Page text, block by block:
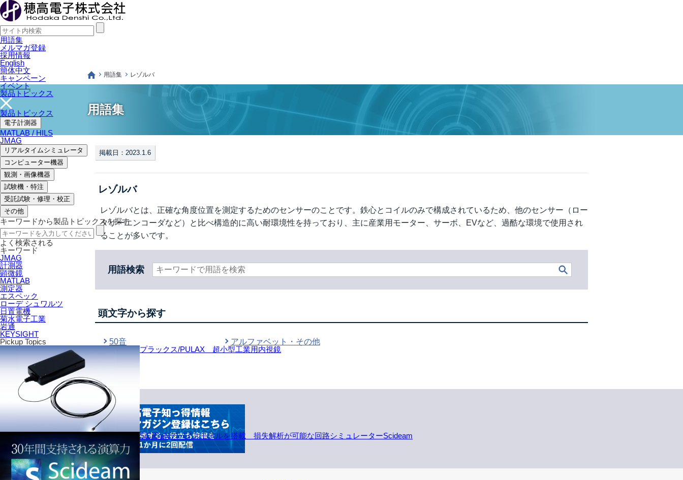
用語集
メルマガ登録
採用情報
English
簡体中文
キャンペーン
イベント
製品トピックス
製品トピックス
電子計測器
MATLAB / HILS
JMAG
リアルタイムシミュレータ
コンピューター機器
観測・画像機器
試験機・特注
受託試験・修理・校正
その他
キーワードから製品トピックスを探す
よく検索される
キーワード
JMAG
計測器
顕微鏡
MATLAB
測定器
エスペック
ローデ シュワルツ
日置電機
菊水電子工業
岩通
KEYSIGHT
Pickup Topics
プラックス/PULAX 超小型工業用内視鏡
SiC/GaNデバイスモデルを搭載 損失解析が可能な回路シミュレーターScideam
用語集 レゾルバ
用語集
掲載日：2023.1.6
レゾルバ
レゾルバとは、正確な角度位置を測定するためのセンサーのことです。 鉄心とコイルのみで構成されているため、他のセンサー（ロー
タリーエンコーダなど）と比べ構造的に高い耐環境性を持っており
、主に産業用モーター、サーボ、EVなど、過酷な環境で使用され
ることが多いです。
用語検索
頭文字から探す
50音 アルファベット・その他